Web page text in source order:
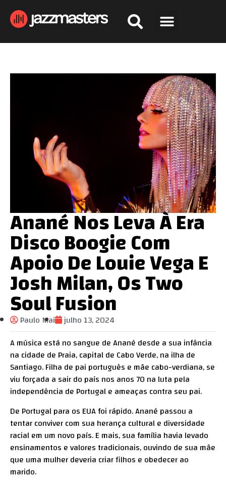
Anané Nos Leva À Era
Disco Boogie Com
Apoio De Louie Vega E
Josh Milan, Os Two
Soul Fusion
Paulo Mai
julho 13, 2024
A música está no sangue de Anané desde a sua infância
na cidade de Praia, capital de Cabo Verde, na ilha de
Santiago. Filha de pai português e mãe cabo-verdiana, se
viu forçada a sair do país nos anos 70 na luta pela
independência de Portugal e ameaças contra seu pai.
De Portugal para os EUA foi rápido. Anané passou a
tentar conviver com sua herança cultural e diversidade
racial em um novo país. E mais, sua família havia levado
ensinamentos e valores tradicionais, ouvindo de sua mãe
que uma mulher deveria criar filhos e obedecer ao
marido.